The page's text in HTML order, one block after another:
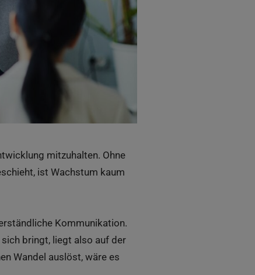
mitzuhalten. Ohne
ist Wachstum kaum
Kommunikation.
bringt, liegt also auf der
Wandel auslöst, wäre es